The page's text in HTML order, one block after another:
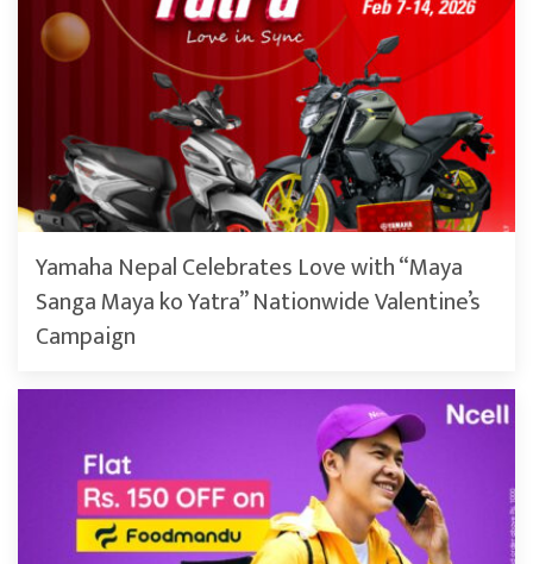
Yamaha Nepal Celebrates Love with “Maya
Sanga Maya ko Yatra” Nationwide Valentine’s
Campaign